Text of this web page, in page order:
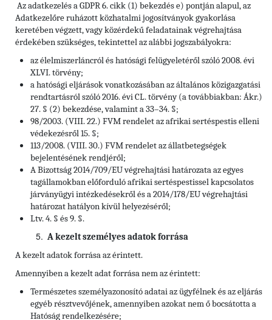
Az adatkezelés a GDPR 6. cikk (1) bekezdés e) pontján alapul, az
Adatkezelőre ruházott közhatalmi jogosítványok gyakorlása
keretében végzett, vagy közérdekű feladatainak végrehajtása
érdekében szükséges, tekintettel az alábbi jogszabályokra:
az élelmiszerláncról és hatósági felügyeletéről szóló 2008. évi
XLVI. törvény;
a hatósági eljárások vonatkozásában az általános közigazgatási
rendtartásról szóló 2016. évi CL. törvény (a továbbiakban: Ákr.)
27. § (2) bekezdése, valamint a 33–34. §;
98/2003. (VIII. 22.) FVM rendelet az afrikai sertéspestis elleni
védekezésről 15. §;
113/2008. (VIII. 30.) FVM rendelet az állatbetegségek
bejelentésének rendjéről;
A Bizottság 2014/709/EU végrehajtási határozata az egyes
tagállamokban előforduló afrikai sertéspestissel kapcsolatos
járványügyi intézkedésekről és a 2014/178/EU végrehajtási
határozat hatályon kívül helyezéséről;
Ltv. 4. § és 9. §.
A kezelt személyes adatok forrása
A kezelt adatok forrása az érintett.
Amennyiben a kezelt adat forrása nem az érintett:
Természetes személyazonosító adatai az ügyfélnek és az eljárás
egyéb résztvevőjének, amennyiben azokat nem ő bocsátotta a
Hatóság rendelkezésére;